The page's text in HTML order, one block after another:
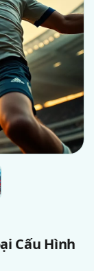
Cấu Hình